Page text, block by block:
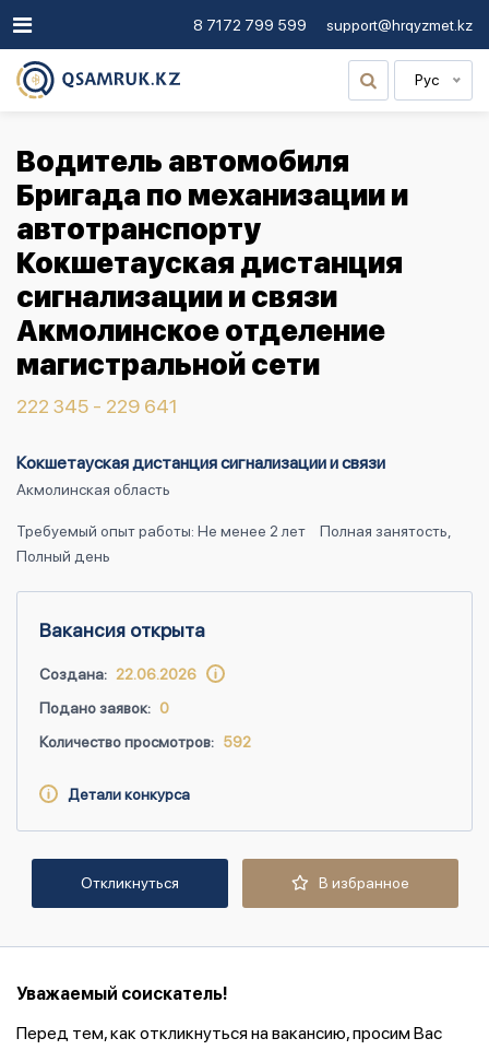
8 7172 799 599 support@hrqyzmet.kz
Рус
Водитель автомобиля
Бригада по механизации и
автотранспорту
Кокшетауская дистанция
сигнализации и связи
Акмолинское отделение
магистральной сети
222 345 - 229 641
Кокшетауская дистанция сигнализации и связи
Акмолинская область
Требуемый опыт работы: Не менее 2 лет
Полная занятость,
Полный день
Вакансия открыта
Создана: 22.06.2026
Подано заявок: 0
Количество просмотров: 592
Детали конкурса
Откликнуться В избранное
Уважаемый соискатель!
Перед тем, как откликнуться на вакансию, просим Вас